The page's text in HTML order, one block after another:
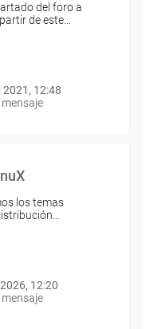
del foro a
de este…
2021, 12:48
los temas
12:20